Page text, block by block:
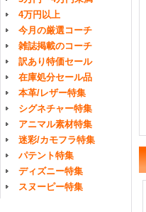
4万円以上
今月の厳選コーチ
雑誌掲載のコーチ
訳あり特価セール
在庫処分セール品
本革/レザー特集
シグネチャー特集
アニマル素材特集
迷彩/カモフラ特集
パテント特集
ディズニー特集
スヌーピー特集